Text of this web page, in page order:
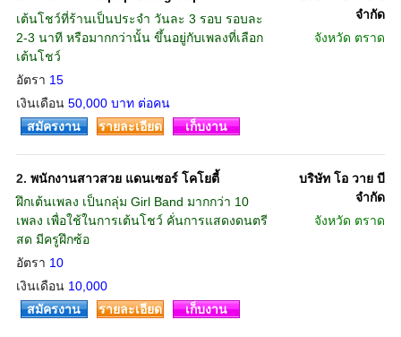
เต้นโชว์ที่ร้านเป็นประจำ วันละ 3 รอบ รอบละ
2-3 นาที หรือมากกว่านั้น ขึ้นอยู่กับเพลงที่เลือก
เต้นโชว์
อัตรา 15
เงินเดือน 50,000 บาท ต่อคน
จำกัด
จังหวัด ตราด
สมัครงาน รายละเอียด เก็บงาน
2. พนักงานสาวสวย แดนเซอร์ โคโยตี้
ฝึกเต้นเพลง เป็นกลุ่ม Girl Band มากกว่า 10
เพลง เพื่อใช้ในการเต้นโชว์ คั่นการแสดงดนตรี
สด มีครูฝึกซ้อ
อัตรา 10
เงินเดือน 10,000
บริษัท โอ วาย บี
จำกัด
จังหวัด ตราด
สมัครงาน รายละเอียด เก็บงาน